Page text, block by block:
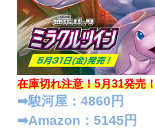
在庫切れ注意！5月31発売
➡︎駿河屋：4860円
➡︎Amazon：5145円